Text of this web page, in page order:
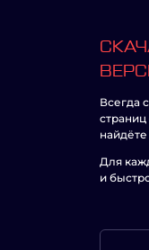
Всегда
Для
и